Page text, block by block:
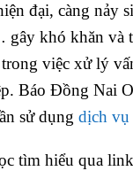
đại, càng nảy
khó khăn và
việc xử lý
Báo Đồng Nai
sử dụng dịch vụ
tìm hiểu qua